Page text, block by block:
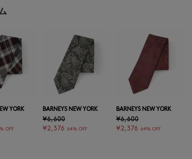
YORK
OFF
BARNEYS NEW YORK
¥6,600
¥2,376 64% OFF
BARNEYS NEW YORK
¥6,600
¥2,376 64% OFF